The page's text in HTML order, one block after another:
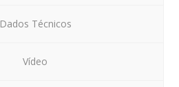
Dados Técnicos
Vídeo